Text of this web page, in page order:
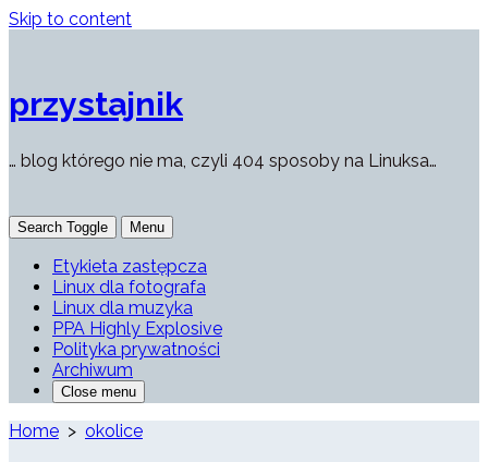
Skip to content
przystajnik
… blog którego nie ma, czyli 404 sposoby na Linuksa…
Search Toggle Menu
Etykieta zastępcza
Linux dla fotografa
Linux dla muzyka
PPA Highly Explosive
Polityka prywatności
Archiwum
Close menu
Home > okolice